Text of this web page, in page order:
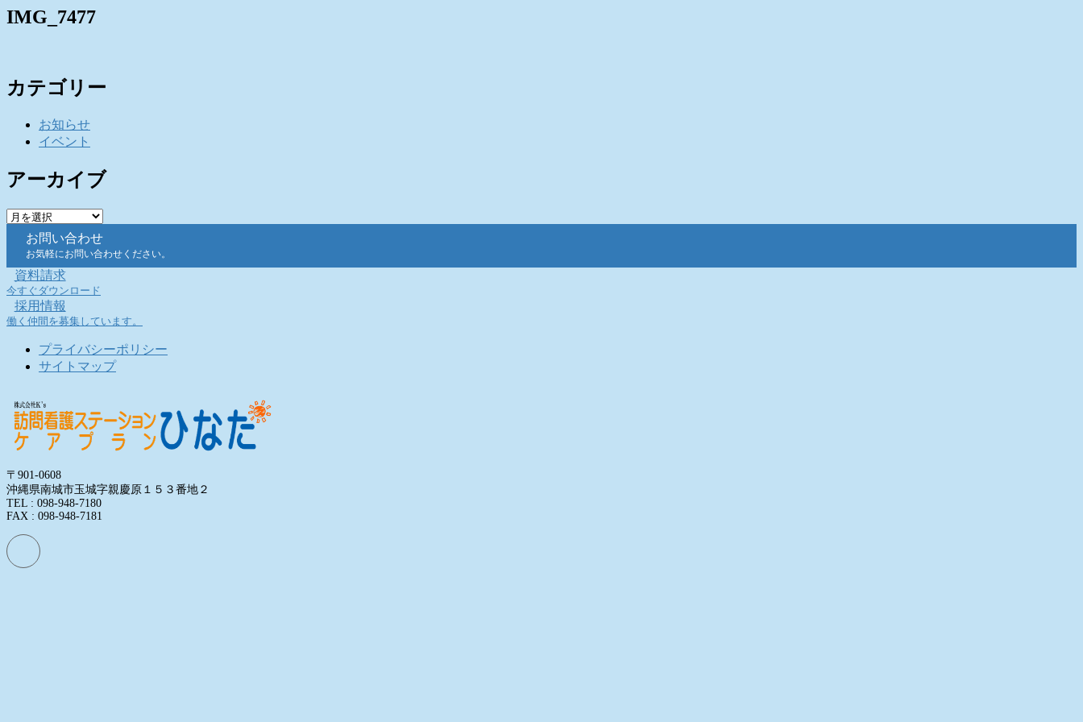
IMG_7477
カテゴリー
お知らせ
イベント
アーカイブ
ア
イ
ブ
お問い合わせ
お気軽にお問い合わせください。
資料請求
今すぐダウンロード
採用情報
働く仲間を募集しています。
プライバシーポリシー
サイトマップ
〒901-0608
沖縄県南城市玉城字親慶原１５３番地２
TEL : 098-948-7180
FAX : 098-948-7181